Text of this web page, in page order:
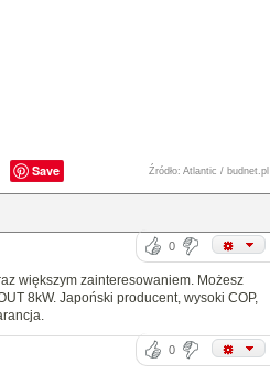
Save Źródło: Atlantic / budnet.pl
0
większym zainteresowaniem. Możesz
8kW. Japoński producent, wysoki COP,
0